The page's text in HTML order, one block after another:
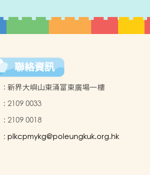
聯絡資訊
: 新界大嶼山東涌富東廣場一樓
: 2109 0033
: 2109 0018
: plkcpmykg@poleungkuk.org.hk